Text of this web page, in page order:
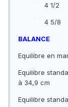
4 1/2
4 5/8
BALANCE
Equilibre en
Equilibre
à 34,9 cm
Equilibre